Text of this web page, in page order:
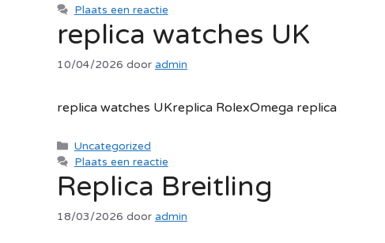
Plaats een reactie
replica watches UK
10/04/2026 door admin
replica watches UKreplica RolexOmega replica
Categorieën
Uncategorized
Plaats een reactie
Replica Breitling
18/03/2026 door admin